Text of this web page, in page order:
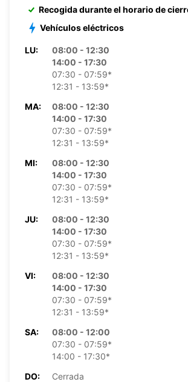
Recogida durante el horario de
Vehículos eléctricos
LU:
08:00 - 12:30
14:00 - 17:30
07:30 - 07:59*
12:31 - 13:59*
MA:
08:00 - 12:30
14:00 - 17:30
07:30 - 07:59*
12:31 - 13:59*
MI:
08:00 - 12:30
14:00 - 17:30
07:30 - 07:59*
12:31 - 13:59*
JU:
08:00 - 12:30
14:00 - 17:30
07:30 - 07:59*
12:31 - 13:59*
VI:
08:00 - 12:30
14:00 - 17:30
07:30 - 07:59*
12:31 - 13:59*
SA:
08:00 - 12:00
07:30 - 07:59*
14:00 - 17:30*
DO:
Cerrada